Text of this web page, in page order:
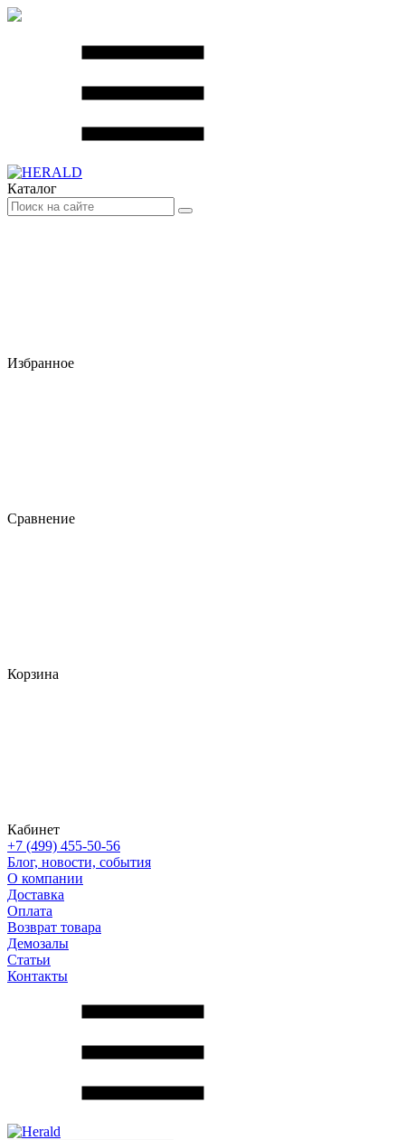
Каталог
Избранное
Сравнение
Корзина
Кабинет
+7 (499) 455-50-56
Блог, новости, события
О компании
Доставка
Оплата
Возврат товара
Демозалы
Статьи
Контакты